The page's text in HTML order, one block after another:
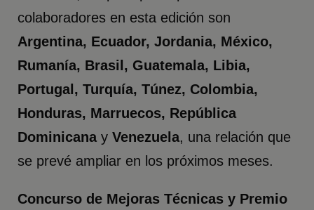
colaboradores en esta edición son
Argentina, Ecuador, Jordania, México,
Rumanía, Brasil, Guatemala, Libia,
Portugal, Turquía, Túnez, Colombia,
Honduras, Marruecos, República
DominicanayVenezuela, una relación que
se prevé ampliar en los próximos meses.
Concurso de Mejoras Técnicas y Premio